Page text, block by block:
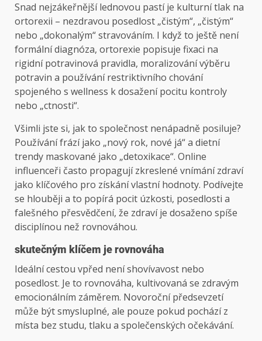
Snad nejzákeřnější lednovou pastí je kulturní tlak na
ortorexii – nezdravou posedlost „čistým“, „čistým“
nebo „dokonalým“ stravováním. I když to ještě není
formální diagnóza, ortorexie popisuje fixaci na
rigidní potravinová pravidla, moralizování výběru
potravin a používání restriktivního chování
spojeného s wellness k dosažení pocitu kontroly
nebo „ctnosti“.
Všimli jste si, jak to společnost nenápadně posiluje?
Používání frází jako „nový rok, nové já“ a dietní
trendy maskované jako „detoxikace“. Online
influenceři často propagují zkreslené vnímání zdraví
jako klíčového pro získání vlastní hodnoty. Podívejte
se hlouběji a to popírá pocit úzkosti, posedlosti a
falešného přesvědčení, že zdraví je dosaženo spíše
disciplínou než rovnováhou.
skutečným klíčem je rovnováha
Ideální cestou vpřed není shovívavost nebo
posedlost. Je to rovnováha, kultivovaná se zdravým
emocionálním záměrem. Novoroční předsevzetí
může být smysluplné, ale pouze pokud pochází z
místa bez studu, tlaku a společenských očekávání.